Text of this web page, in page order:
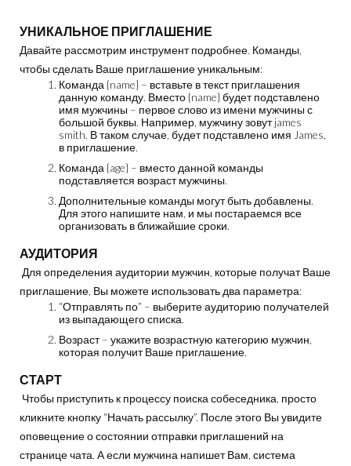
УНИКАЛЬНОЕ ПРИГЛАШЕНИЕ
Давайте рассмотрим инструмент подробнее. Команды,
чтобы сделать Ваше приглашение уникальным:
Команда {name} – вставьте в текст приглашения
данную команду. Вместо {name} будет подставлено
имя мужчины – первое слово из имени мужчины с
большой буквы. Например, мужчину зовут james
smith. В таком случае, будет подставлено имя James,
в приглашение.
Команда {age} – вместо данной команды
подставляется возраст мужчины.
Дополнительные команды могут быть добавлены.
Для этого напишите нам, и мы постараемся все
организовать в ближайшие сроки.
АУДИТОРИЯ
Для определения аудитории мужчин, которые получат Ваше
приглашение, Вы можете использовать два параметра:
“Отправлять по” – выберите аудиторию получателей
из выпадающего списка.
Возраст – укажите возрастную категорию мужчин,
которая получит Ваше приглашение.
СТАРТ
Чтобы приступить к процессу поиска собеседника, просто
кликните кнопку “Начать рассылку”. После этого Вы увидите
оповещение о состоянии отправки приглашений на
странице чата. А если мужчина напишет Вам, система